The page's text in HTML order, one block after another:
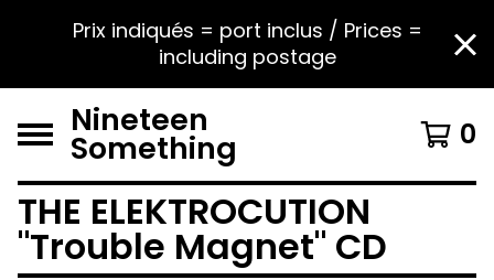
Prix indiqués = port inclus / Prices =
including postage
Nineteen
Something 0
THE ELEKTROCUTION
‎"Trouble Magnet" CD